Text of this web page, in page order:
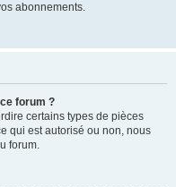
abonnements.
forum ?
certains types de pièces
qui est autorisé ou non, nous
forum.